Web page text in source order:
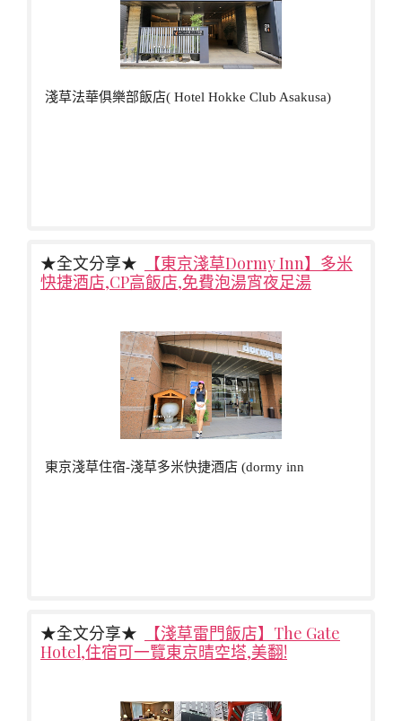
淺草法華俱樂部飯店( Hotel Hokke Club Asakusa)
★全文分享★
【東京淺草Dormy Inn】多米
快捷酒店,CP高飯店,免費泡湯宵夜足湯
東京淺草住宿-淺草多米快捷酒店 (dormy inn
★全文分享★
【淺草雷門飯店】The Gate
Hotel,住宿可一覽東京晴空塔,美翻!